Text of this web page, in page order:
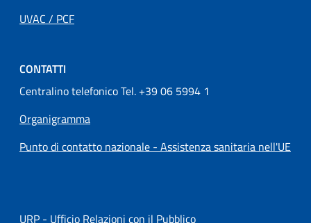
UVAC / PCF
CONTATTI
Centralino telefonico Tel. +39 06 5994 1
Organigramma
Punto di contatto nazionale - Assistenza sanitaria nell'UE
URP - Ufficio Relazioni con il Pubblico